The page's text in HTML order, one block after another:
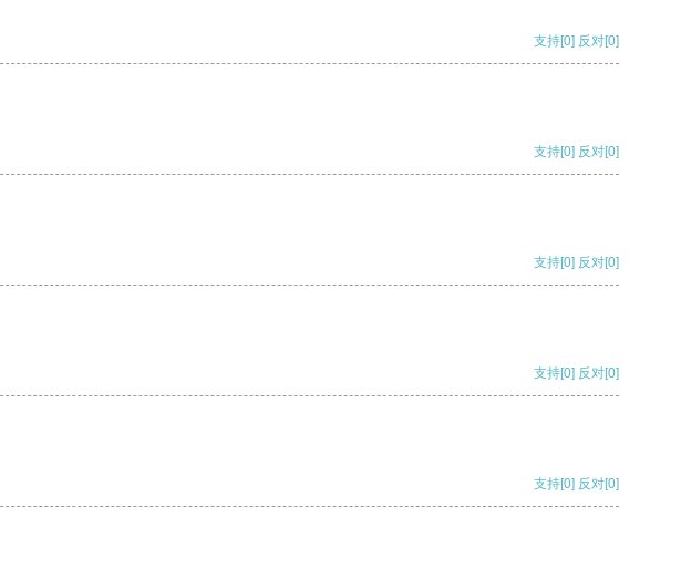
支持[0] 反对[0]
支持[0] 反对[0]
支持[0] 反对[0]
支持[0] 反对[0]
支持[0] 反对[0]